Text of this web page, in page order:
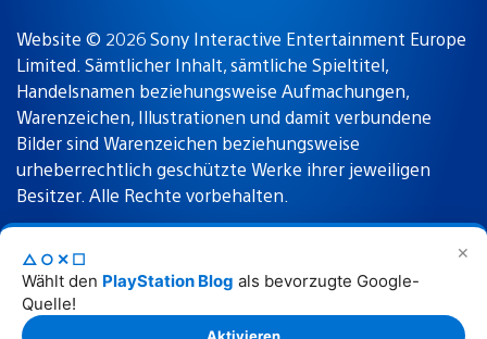
✕
△○✕☐
Wählt den PlayStation Blog als bevorzugte Google-
Quelle!
Website © 2026 Sony Interactive Entertainment Europe
Limited. Sämtlicher Inhalt, sämtliche Spieltitel,
Handelsnamen beziehungsweise Aufmachungen,
Warenzeichen, Illustrationen und damit verbundene
Bilder sind Warenzeichen beziehungsweise
urheberrechtlich geschützte Werke ihrer jeweiligen
Besitzer. Alle Rechte vorbehalten.
Nutzungsbedingungen Datenschutzrichtlinie
Rechtliche Hinweise